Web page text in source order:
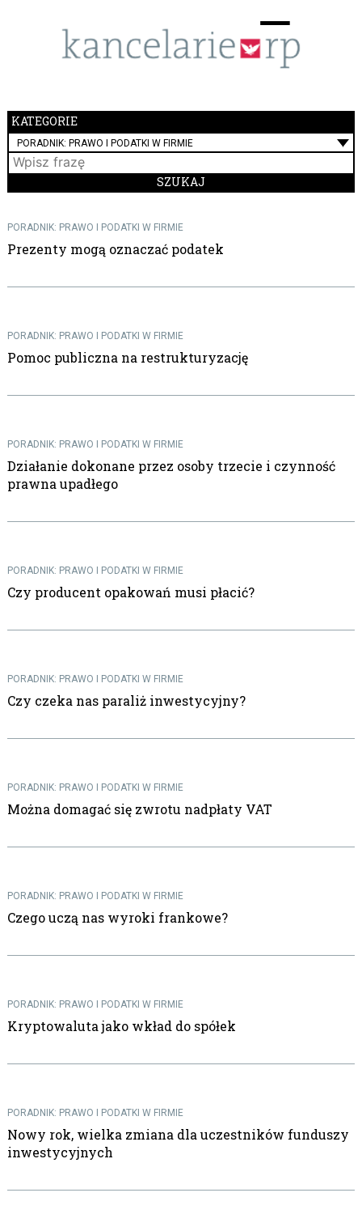
☰
KATEGORIE
PORADNIK: PRAWO I PODATKI W FIRMIE
PORADNIK: PRAWO I PODATKI W FIRMIE
Prezenty mogą oznaczać podatek
PORADNIK: PRAWO I PODATKI W FIRMIE
Pomoc publiczna na restrukturyzację
PORADNIK: PRAWO I PODATKI W FIRMIE
Działanie dokonane przez osoby trzecie i czynność
prawna upadłego
PORADNIK: PRAWO I PODATKI W FIRMIE
Czy producent opakowań musi płacić?
PORADNIK: PRAWO I PODATKI W FIRMIE
Czy czeka nas paraliż inwestycyjny?
PORADNIK: PRAWO I PODATKI W FIRMIE
Można domagać się zwrotu nadpłaty VAT
PORADNIK: PRAWO I PODATKI W FIRMIE
Czego uczą nas wyroki frankowe?
PORADNIK: PRAWO I PODATKI W FIRMIE
Kryptowaluta jako wkład do spółek
PORADNIK: PRAWO I PODATKI W FIRMIE
Nowy rok, wielka zmiana dla uczestników funduszy
inwestycyjnych